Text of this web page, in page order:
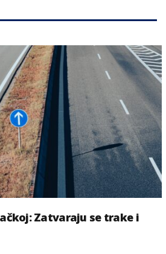
Zatvaraju se trake i